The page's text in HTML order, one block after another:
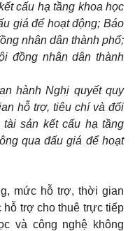
cấu hạ tầng khoa học
giá để hoạt động; Báo
nhân dân thành phố;
đồng nhân dân thành
hành Nghị quyết quy
hỗ trợ, tiêu chí và đối
sản kết cấu hạ tầng
qua đấu giá để hoạt
mức hỗ trợ, thời gian
trợ cho thuê trực tiếp
và công nghệ không